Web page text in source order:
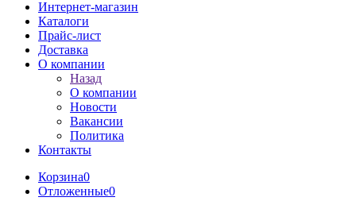
Интернет-магазин
Каталоги
Прайс-лист
Доставка
О компании
Назад
О компании
Новости
Вакансии
Политика
Контакты
Корзина0
Отложенные0